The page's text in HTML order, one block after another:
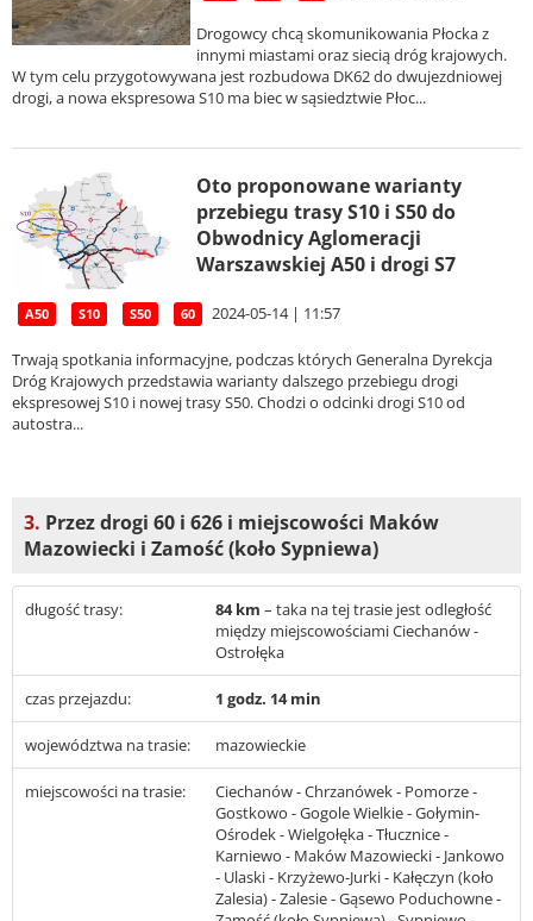
Drogowcy chcą skomunikowania Płocka z
innymi miastami oraz siecią dróg krajowych.
W tym celu przygotowywana jest rozbudowa DK62 do dwujezdniowej
drogi, a nowa ekspresowa S10 ma biec w sąsiedztwie Płoc...
Oto proponowane warianty
przebiegu trasy S10 i S50 do
Obwodnicy Aglomeracji
Warszawskiej A50 i drogi S7
A50 S10 S50 60 2024-05-14 | 11:57
Trwają spotkania informacyjne, podczas których Generalna Dyrekcja
Dróg Krajowych przedstawia warianty dalszego przebiegu drogi
ekspresowej S10 i nowej trasy S50. Chodzi o odcinki drogi S10 od
autostra...
3. Przez drogi 60 i 626 i miejscowości Maków
Mazowiecki i Zamość (koło Sypniewa)
długość trasy: 84 km – taka na tej trasie jest odległość
między miejscowościami Ciechanów -
Ostrołęka
czas przejazdu: 1 godz. 14 min
województwa na trasie: mazowieckie
miejscowości na trasie:
Ciechanów - Chrzanówek - Pomorze -
Gostkowo - Gogole Wielkie - Gołymin-
Ośrodek - Wielgołęka - Tłucznice -
Karniewo - Maków Mazowiecki - Jankowo
- Ulaski - Krzyżewo-Jurki - Kałęczyn (koło
Zalesia) - Zalesie - Gąsewo Poduchowne -